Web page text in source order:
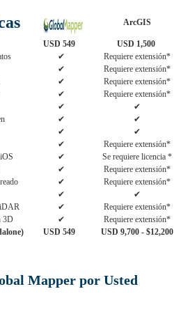
ArcGIS
USD 549
USD 1,500
✔
Requiere extensión*
✔
Requiere extensión*
✔
Requiere extensión*
✔
Requiere extensión*
✔
✔
✔
✔
✔
✔
✔
Requiere extensión*
✔
Se requiere licencia *
✔
Requiere extensión*
✔
Requiere extensión*
✔
✔
✔
Requiere extensión*
3D
✔
Requiere extensión*
USD 549 USD 9,700 - $12,200
Mapper por Usted